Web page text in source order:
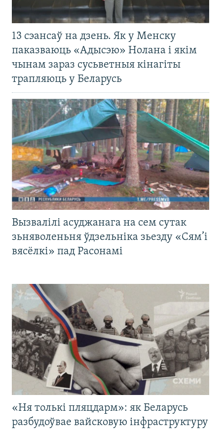
13 сэансаў на дзень. Як у Менску
паказваюць «Адысэю» Нолана і якім
чынам зараз сусьветныя кінагіты
трапляюць у Беларусь
Вызвалілі асуджанага на сем сутак
зьняволеньня ўдзельніка зьезду «Сям’і
вясёлкі» пад Расонамі
«Ня толькі пляцдарм»: як Беларусь
разбудоўвае вайсковую інфраструктуру